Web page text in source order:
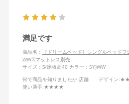
満足です
商品名：
［ドリームベッド］シングルベッド
WW※マットレス別売
サイズ：S/床板高40 カラー：5Y)WW
何で商品を知りましたか:店舗 デザイン
使い勝手:★★★★